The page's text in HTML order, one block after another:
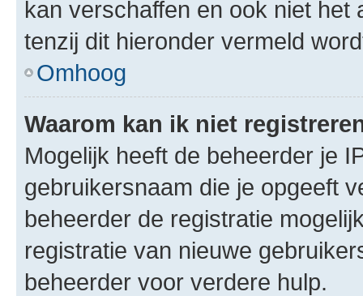
kan verschaffen en ook niet
tenzij dit hieronder vermeld
Omhoog
Waarom kan ik niet
Mogelijk heeft de beheerder je
gebruikersnaam die je opgeeft
beheerder de registratie
registratie van nieuwe
beheerder voor verdere hulp.